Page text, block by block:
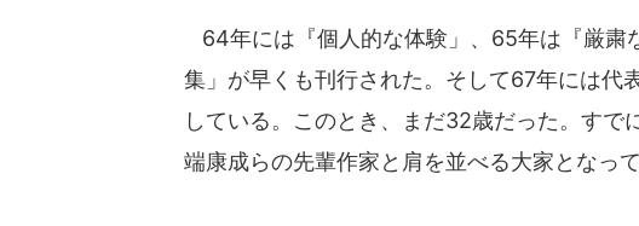
64年には『個人的な体験」、65年は『厳粛
集」が早くも刊行された。そして67年には代
している。このとき、まだ32歳だった。すで
端康成らの先輩作家と肩を並べる大家となって